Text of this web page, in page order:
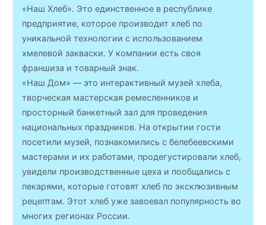
«Наш Хлеб». Это единственное в республике
предприятие, которое производит хлеб по
уникальной технологии с использованием
хмелевой закваски. У компании есть своя
франшиза и товарный знак.
«Наш Дом» — это интерактивный музей хлеба,
творческая мастерская ремесленников и
просторный банкетный зал для проведения
национальных праздников. На открытии гости
посетили музей, познакомились с белебеевскими
мастерами и их работами, продегустировали хлеб,
увидели производственные цеха и пообщались с
пекарями, которые готовят хлеб по эксклюзивным
рецептам. Этот хлеб уже завоевал популярность во
многих регионах России.